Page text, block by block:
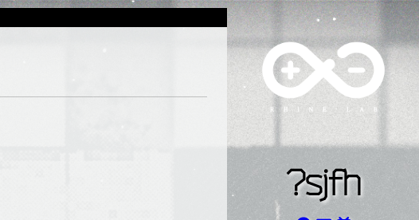
?sjfh